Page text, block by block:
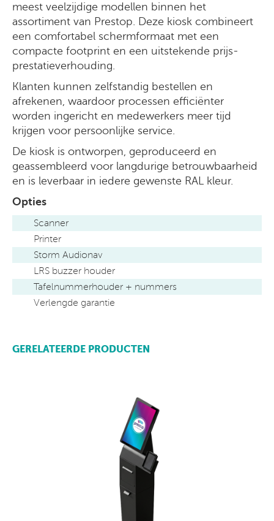
meest veelzijdige modellen binnen het
assortiment van Prestop. Deze kiosk combineert
een comfortabel schermformaat met een
compacte footprint en een uitstekende prijs-
prestatieverhouding.
Klanten kunnen zelfstandig bestellen en
afrekenen, waardoor processen efficiënter
worden ingericht en medewerkers meer tijd
krijgen voor persoonlijke service.
De kiosk is ontworpen, geproduceerd en
geassembleerd voor langdurige betrouwbaarheid
en is leverbaar in iedere gewenste RAL kleur.
Opties
Scanner
Printer
Storm Audionav
LRS buzzer houder
Tafelnummerhouder + nummers
Verlengde garantie
GERELATEERDE PRODUCTEN